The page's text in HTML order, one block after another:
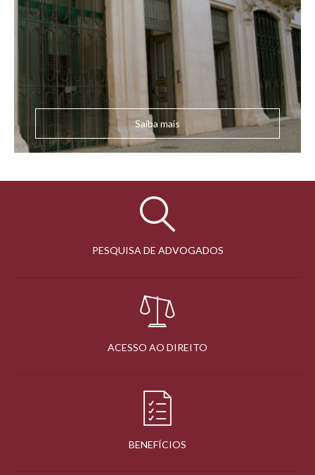
Saiba mais
PESQUISA DE ADVOGADOS
ACESSO AO DIREITO
BENEFÍCIOS